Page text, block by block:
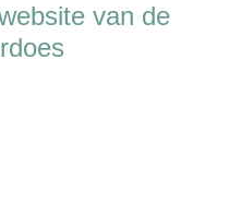
van de